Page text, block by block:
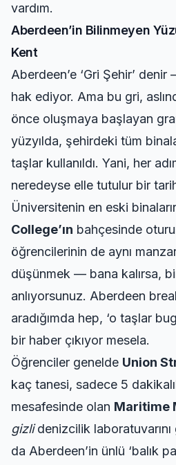
vardım.
Aberdeen’in Bilinmeyen
Kent
Aberdeen’e ‘Gri Şehir’
hak ediyor. Ama bu gri,
önce oluşmaya başlayan
yüzyılda, şehirdeki tüm
taşlar kullanıldı. Yani, her
neredeyse elle tutulur bir
Üniversitenin en eski
College’ın bahçesinde
öğrencilerinin de aynı
düşünmek — bana kalırsa,
anlıyorsunuz. Aberdeen
aradığımda hep, ‘o taşlar
bir haber çıkıyor mesela.
Öğrenciler genelde Union
kaç tanesi, sadece 5
mesafesinde olan Maritime
gizlidenizcilik
da Aberdeen’in ünlü ‘balık